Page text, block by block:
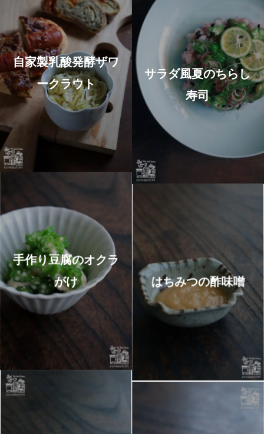
自家製乳酸発酵ザワ
ークラウト
サラダ風夏のちらし
寿司
手作り豆腐のオクラ
がけ
はちみつの酢味噌